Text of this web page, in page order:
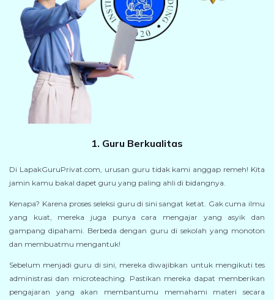
1. Guru Berkualitas
Di LapakGuruPrivat.com, urusan guru tidak kami anggap remeh! Kita
jamin kamu bakal dapet guru yang paling ahli di bidangnya.
Kenapa? Karena proses seleksi guru di sini sangat ketat. Gak cuma ilmu
yang kuat, mereka juga punya cara mengajar yang asyik dan
gampang dipahami. Berbeda dengan guru di sekolah yang monoton
dan membuatmu mengantuk!
Sebelum menjadi guru di sini, mereka diwajibkan untuk mengikuti tes
administrasi dan microteaching. Pastikan mereka dapat memberikan
pengajaran yang akan membantumu memahami materi secara